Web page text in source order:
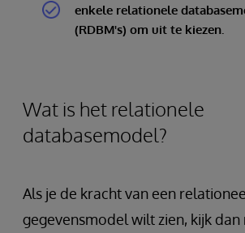
enkele relationele
(RDBM's) om uit te kiezen.
Wat is het relationele
databasemodel?
Als je de kracht van een
gegevensmodel wilt zien, kijk